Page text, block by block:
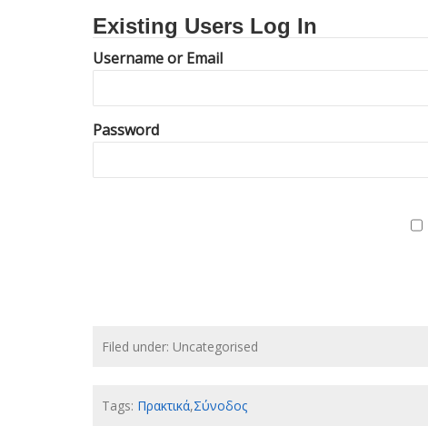
Existing Users Log In
Username or Email
Password
Filed under: Uncategorised
Tags: Πρακτικά,Σύνοδος